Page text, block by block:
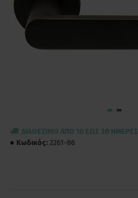
ΔΙΑΘΈΣΙΜΟ ΑΠΌ 10 ΈΩΣ 30 ΗΜΈΡΕΣ
Κωδικός: 2261-86